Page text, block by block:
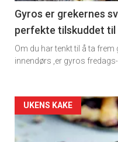
11
Dagens
rett
Gyros er grekernes
perfekte tilskuddet til
Om du har tenkt til å ta frem
innendørs ,er gyros
Artikler
detail
UKENS KAKE